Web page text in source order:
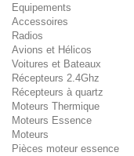
Equipements
Accessoires
Radios
Avions et Hélicos
Voitures et Bateaux
Récepteurs 2.4Ghz
Récepteurs à quartz
Moteurs Thermique
Moteurs Essence
Moteurs
Pièces moteur essence